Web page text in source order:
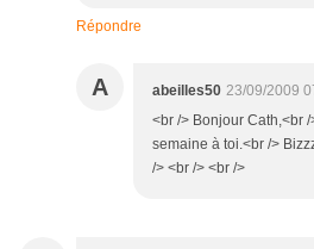
Répondre
A abeilles50 23/09/2009
<br /> Bonjour Cath,<br
semaine à toi.<br />
/> <br /> <br />